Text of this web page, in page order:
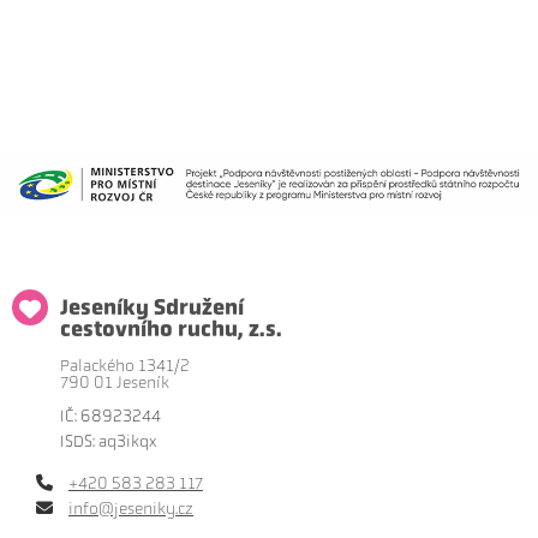
Jeseníky Sdružení
cestovního ruchu, z.s.
Palackého 1341/2
790 01 Jeseník
IČ: 68923244
ISDS: aq3ikqx
+420 583 283 117
info@jeseniky.cz